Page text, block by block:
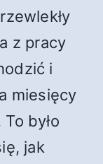
z pracy
i
miesięcy
było
jak